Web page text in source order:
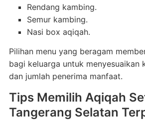
Rendang kambing.
Semur kambing.
Nasi box aqiqah.
Pilihan menu yang beragam
bagi keluarga untuk menyesuaikan
dan jumlah penerima manfaat.
Tips Memilih Aqiqah
Tangerang Selatan